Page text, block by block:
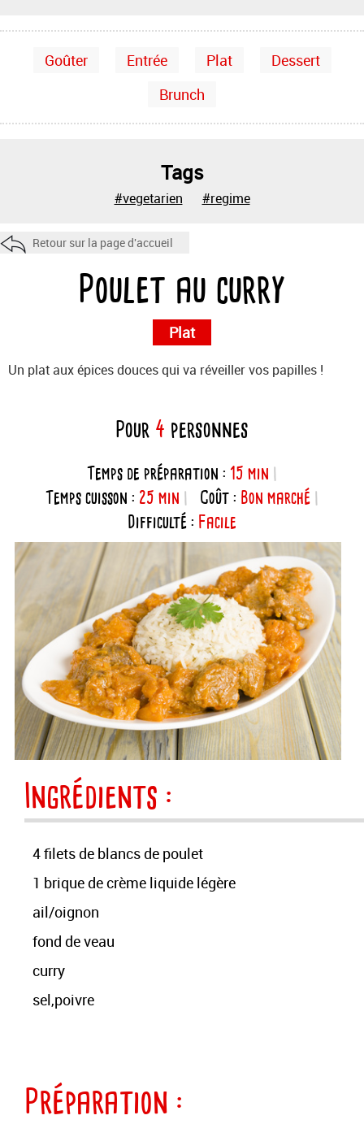
Goûter Entrée Plat
Dessert
Brunch
Tags
#vegetarien #regime
Retour sur la page d'accueil
Poulet au curry
Plat
Un plat aux épices douces qui va réveiller vos papilles !
Pour 4 personnes
Temps de préparation : 15 min
Temps cuisson : 25 min Coût : Bon marché
Difficulté : Facile
Ingrédients :
4 filets de blancs de poulet
1 brique de crème liquide légère
ail/oignon
fond de veau
curry
sel,poivre
Préparation :